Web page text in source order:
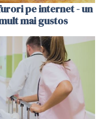
pe internet - un
mai gustos